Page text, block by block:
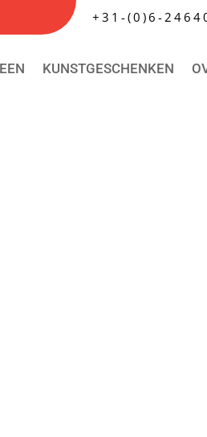
KUNSTGESCHENKEN
+31-(0)6-